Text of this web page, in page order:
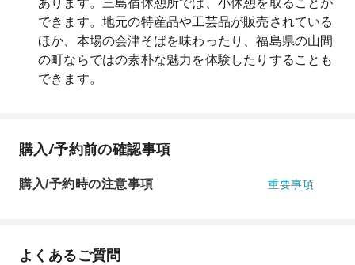
できます。地元の特産品や工芸品が販売されている
ほか、本場の会津そばを味わったり、福島県の山間
の町ならではの素朴な魅力を体験したりすることも
できます。
購入/予約前の確認事項
購入/予約時の注意事項 重要事項
よくあるご質問